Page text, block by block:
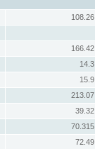
108.26
166.42
14.3
15.9
213.07
39.32
70.315
72.49